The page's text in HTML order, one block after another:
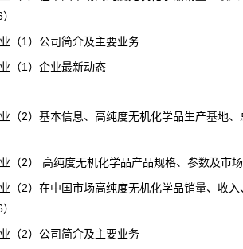
）公司简介及主要业务
）企业最新动态
）基本信息、 高纯度无机化学品生产基地、
高纯度无机化学品产品规格、参数及市场
在中国市场高纯度无机化学品销量、收入
）公司简介及主要业务